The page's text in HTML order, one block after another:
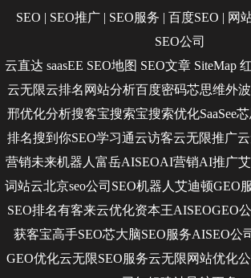
SEO | SEO推广 | SEO服务 | 百度SEO | 网
SEO公司
云直达 saasEE SEO地图 SEO文章 SiteMap
云无限云排名 网站分析百度密码芯思维外
邢优化分析搜客宝搜索宝搜索优化SaaSee
排名搜到你SEO学习通云访客云无限推广
营销未来机器人富岳AISEOAI营销AI推广
词站云北京seo公司 SEO机器人艾迪顿GEO
SEO排名有客来云优化资本王AISEOGEO
获客宝高手SEO芯大脑SEO服务AISEO公
GEO优化云无限SEO服务云无限网站优化公